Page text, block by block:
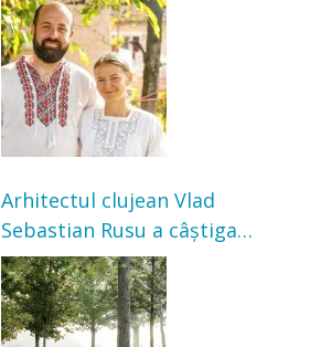
cultivă legume în grădina
bunicilor
Arhitectul clujean Vlad
Sebastian Rusu a câștigat
concursul pentru
transformarea Grădinii
Casei Universitarilor